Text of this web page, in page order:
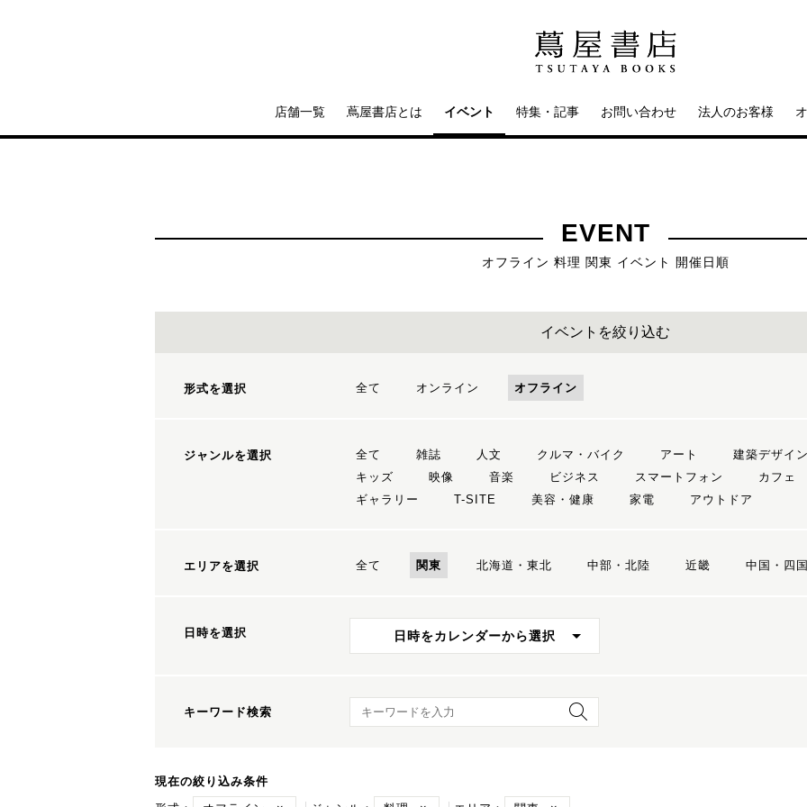
店舗一覧 蔦屋書店とは イベント 特集・記事 お問い合わせ 法人のお客様
EVENT
オフライン 料理 関東 イベント 開催日順
イベントを絞り込む
形式を選択 全て オンライン オフライン
ジャンルを選択 全て 雑誌 人文 クルマ・バイク アート 建築デザイン
キッズ
映像 音楽 ビジネス スマートフォン カフェ
ギャラリー
T-SITE 美容・健康 家電 アウトドア
エリアを選択 全て 関東 北海道・東北 中部・北陸 近畿 中国・四国
日時を選択 日時をカレンダーから選択
キーワード検索 キーワード検索
現在の絞り込み条件